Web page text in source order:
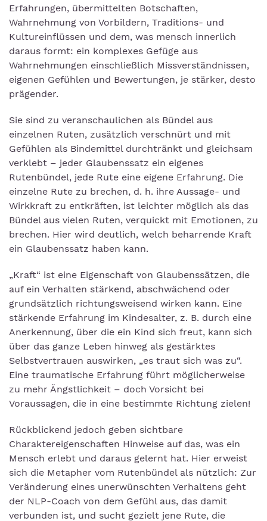
Erfahrungen, übermittelten Botschaften,
Wahrnehmung von Vorbildern, Traditions- und
Kultureinflüssen und dem, was mensch innerlich
daraus formt: ein komplexes Gefüge aus
Wahrnehmungen einschließlich Missverständnissen,
eigenen Gefühlen und Bewertungen, je stärker, desto
prägender.
Sie sind zu veranschaulichen als Bündel aus
einzelnen Ruten, zusätzlich verschnürt und mit
Gefühlen als Bindemittel durchtränkt und gleichsam
verklebt – jeder Glaubenssatz ein eigenes
Rutenbündel, jede Rute eine eigene Erfahrung. Die
einzelne Rute zu brechen, d. h. ihre Aussage- und
Wirkkraft zu entkräften, ist leichter möglich als das
Bündel aus vielen Ruten, verquickt mit Emotionen, zu
brechen. Hier wird deutlich, welch beharrende Kraft
ein Glaubenssatz haben kann.
„Kraft“ ist eine Eigenschaft von Glaubenssätzen, die
auf ein Verhalten stärkend, abschwächend oder
grundsätzlich richtungsweisend wirken kann. Eine
stärkende Erfahrung im Kindesalter, z. B. durch eine
Anerkennung, über die ein Kind sich freut, kann sich
über das ganze Leben hinweg als gestärktes
Selbstvertrauen auswirken, „es traut sich was zu“.
Eine traumatische Erfahrung führt möglicherweise
zu mehr Ängstlichkeit – doch Vorsicht bei
Voraussagen, die in eine bestimmte Richtung zielen!
Rückblickend jedoch geben sichtbare
Charaktereigenschaften Hinweise auf das, was ein
Mensch erlebt und daraus gelernt hat. Hier erweist
sich die Metapher vom Rutenbündel als nützlich: Zur
Veränderung eines unerwünschten Verhaltens geht
der NLP-Coach von dem Gefühl aus, das damit
verbunden ist, und sucht gezielt jene Rute, die